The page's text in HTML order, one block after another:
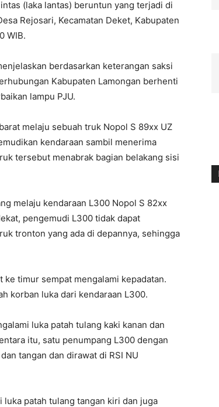
(laka lantas) beruntun yang terjadi di
Rejosari, Kecamatan Deket, Kabupaten
WIB.
berdasarkan keterangan saksi
Kabupaten Lamongan berhenti
lampu PJU.
melaju sebuah truk Nopol S 89xx UZ
kendaraan sambil menerima
tersebut menabrak bagian belakang sisi
melaju kendaraan L300 Nopol S 82xx
pengemudi L300 tidak dapat
tronton yang ada di depannya, sehingga
timur sempat mengalami kepadatan.
korban luka dari kendaraan L300.
luka patah tulang kaki kanan dan
itu, satu penumpang L300 dengan
tangan dan dirawat di RSI NU
patah tulang tangan kiri dan juga